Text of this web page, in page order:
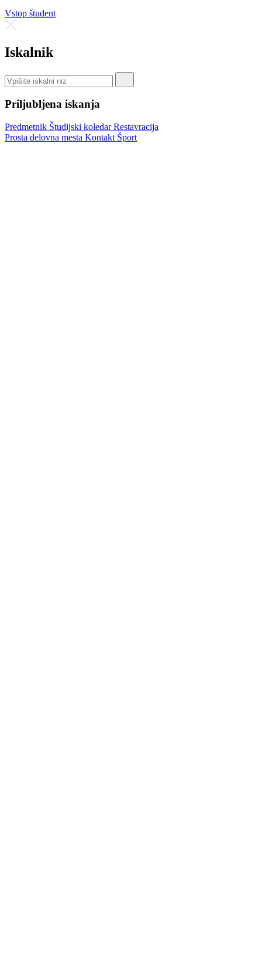
Vstop študent
Iskalnik
Priljubljena iskanja
Predmetnik Študijski koledarRestavracija
Prosta delovna mesta Kontakt Šport